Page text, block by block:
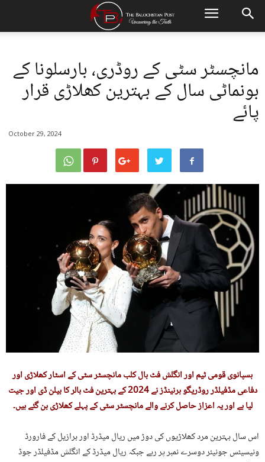
مانچسٹر سٹی کے روڈری، بارسلونا کے
بونماٹی سال کے بہترین کھلاڑی قرار
پائے
October 29, 2024
ہسپانوی قومی ٹیم اور انگلش فٹ بال کلب مانچسٹر سٹی کے اسٹار کھلاڑی اور
دفاعی مڈفیلڈر روڈریگو ہرنینڈز نے 2024 کے بہترین فٹ بالر کا بیلن ڈی اور جیت
لیا ہے اور یہ اعزاز حاصل کرنے والے مانچسٹر سٹی کے پہلے کھلاڑی بن گئے ہیں۔
اس سال بہترین مرد کھلاڑیوں کی دوڑ میں ریال میڈرڈ اور برازیل کے فارورڈ
ونیسیئس جونیئر دوسرے نمبر پر رہے جبکہ ریال میڈرڈ کے انگلش مڈفیلڈر جوڈ